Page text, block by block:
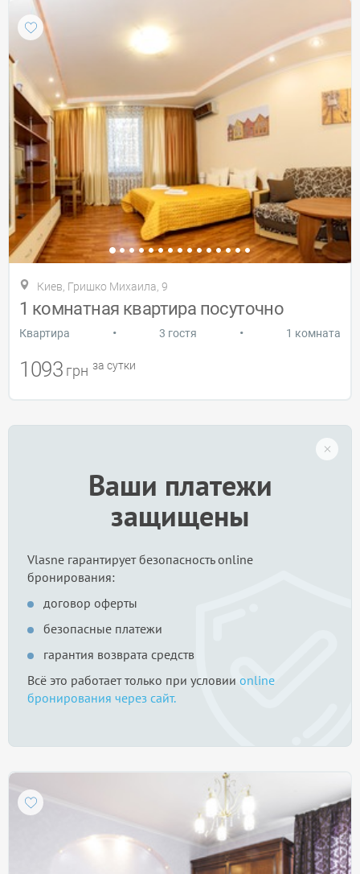
Киев, Гришко Михаила, 9
1 комнатная квартира посуточно
Квартира • 3 гостя • 1 комната
1093 грн за сутки
Ваши платежи
защищены
Vlasne гарантирует безопасность online
бронирования:
договор оферты
безопасные платежи
гарантия возврата средств
Всё это работает только при условии online
бронирования через сайт.